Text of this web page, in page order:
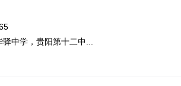
中学，贵阳第十二中...